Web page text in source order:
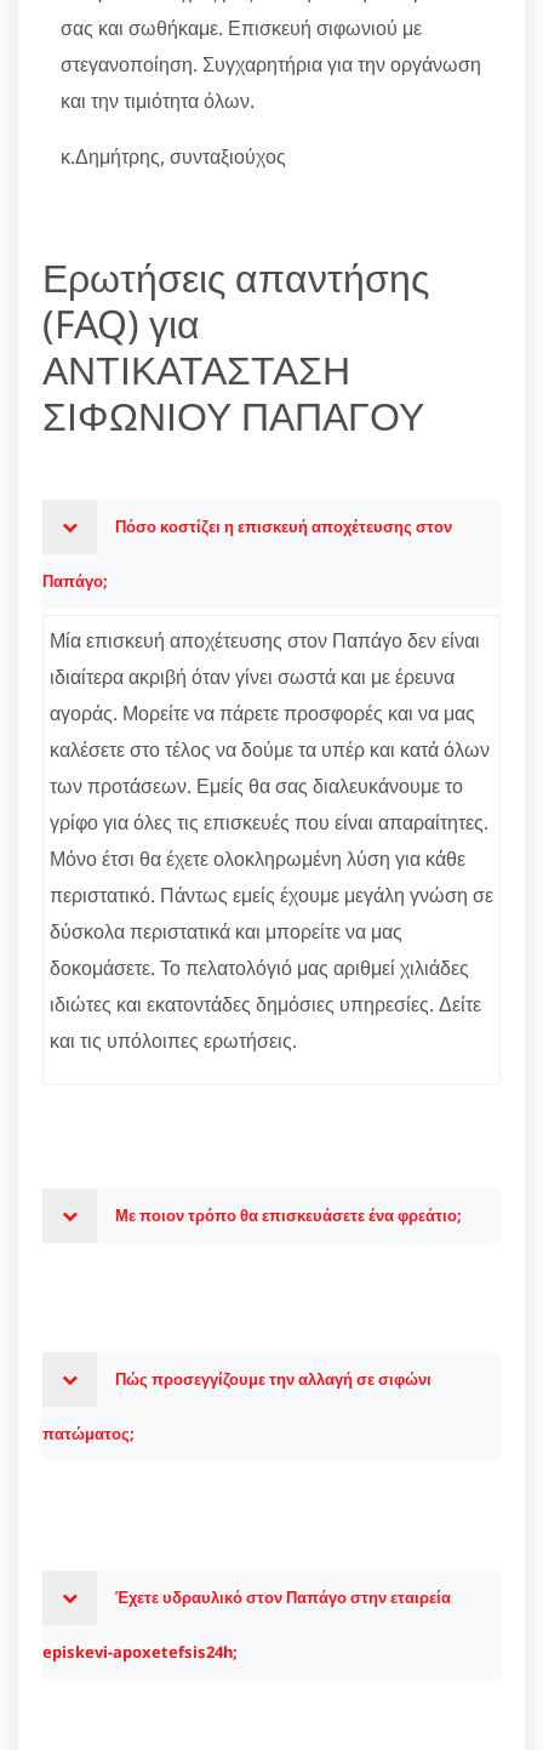
σας και σωθήκαμε. Επισκευή σιφωνιού με
στεγανοποίηση. Συγχαρητήρια για την οργάνωση
και την τιμιότητα όλων.
κ.Δημήτρης, συνταξιούχος
Ερωτήσεις απαντήσης
(FAQ) για
ΑΝΤΙΚΑΤΑΣΤΑΣΗ
ΣΙΦΩΝΙΟΥ ΠΑΠΑΓΟΥ
Πόσο κοστίζει η επισκευή αποχέτευσης στον
Παπάγο;
Μία επισκευή αποχέτευσης στον Παπάγο δεν είναι
ιδιαίτερα ακριβή όταν γίνει σωστά και με έρευνα
αγοράς. Μορείτε να πάρετε προσφορές και να μας
καλέσετε στο τέλος να δούμε τα υπέρ και κατά όλων
των προτάσεων. Εμείς θα σας διαλευκάνουμε το
γρίφο για όλες τις επισκευές που είναι απαραίτητες.
Μόνο έτσι θα έχετε ολοκληρωμένη λύση για κάθε
περιστατικό. Πάντως εμείς έχουμε μεγάλη γνώση σε
δύσκολα περιστατικά και μπορείτε να μας
δοκομάσετε. Το πελατολόγιό μας αριθμεί χιλιάδες
ιδιώτες και εκατοντάδες δημόσιες υπηρεσίες. Δείτε
και τις υπόλοιπες ερωτήσεις.
Με ποιον τρόπο θα επισκευάσετε ένα φρεάτιο;
Πώς προσεγγίζουμε την αλλαγή σε σιφώνι
πατώματος;
Έχετε υδραυλικό στον Παπάγο στην εταιρεία
episkevi-apoxetefsis24h;